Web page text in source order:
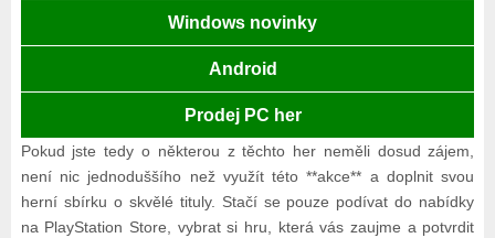
Windows novinky
Android
Prodej PC her
Pokud jste tedy o některou z těchto her neměli dosud zájem,
není nic jednoduššího než využít této **akce** a doplnit svou
herní sbírku o skvělé tituly. Stačí se pouze podívat do nabídky
na PlayStation Store, vybrat si hru, která vás zaujme a potvrdit